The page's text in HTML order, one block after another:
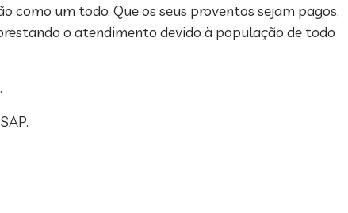
como um todo. Que os seus proventos sejam pagos,
o atendimento devido à população de todo